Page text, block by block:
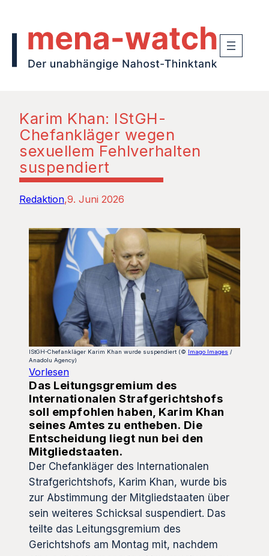
Karim Khan: IStGH-
Chefankläger wegen
sexuellem Fehlverhalten
suspendiert
Redaktion 9. Juni 2026
IStGH-Chefankläger Karim Khan wurde suspendiert (© Imago Images /
Anadolu Agency)
Vorlesen
Das Leitungsgremium des
Internationalen Strafgerichtshofs
soll empfohlen haben, Karim Khan
seines Amtes zu entheben. Die
Entscheidung liegt nun bei den
Mitgliedstaaten.
Der Chefankläger des Internationalen
Strafgerichtshofs, Karim Khan, wurde bis
zur Abstimmung der Mitgliedstaaten über
sein weiteres Schicksal suspendiert. Das
teilte das Leitungsgremium des
Gerichtshofs am Montag mit, nachdem